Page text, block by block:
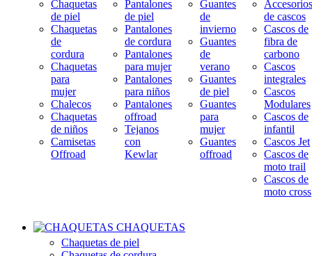
Chaquetas
de piel
Chaquetas
de
cordura
Chaquetas
para
mujer
Chalecos
Chaquetas
de niños
Camisetas
Offroad
Pantalones
de piel
Pantalones
de cordura
Pantalones
para mujer
Pantalones
para niños
Pantalones
offroad
Tejanos
con
Kewlar
Guantes
de
invierno
Guantes
de
verano
Guantes
de piel
Guantes
para
mujer
Guantes
offroad
Accesorios
de cascos
Cascos de
fibra de
carbono
Cascos
integrales
Cascos
Modulares
Cascos de
infantil
Cascos Jet
Cascos de
moto trail
Cascos de
moto cross
CHAQUETAS
Chaquetas de piel